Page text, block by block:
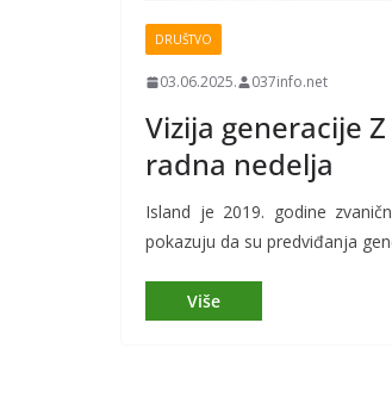
DRUŠTVO
03.06.2025. 037info.net
Vizija generacije
radna nedelja
Island je 2019. godine
pokazuju da su predviđanja